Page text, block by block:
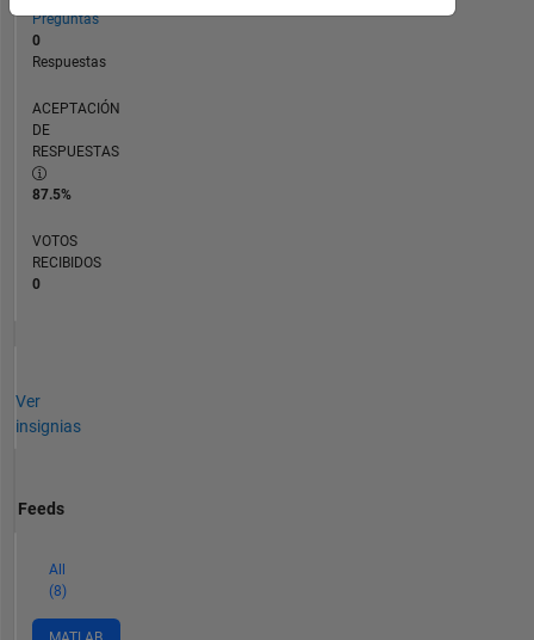
Preguntas
0
Respuestas
ACEPTACIÓN
DE
RESPUESTAS
87.5%
VOTOS
RECIBIDOS
0
Ver
insignias
Feeds
All
(8)